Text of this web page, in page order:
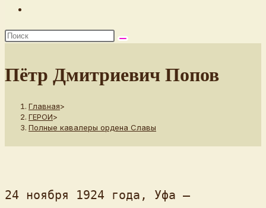
по
сайту
Пётр Дмитриевич Попов
Главная>
ГЕРОИ>
Полные кавалеры ордена Славы
24 ноября 1924 года, Уфа —